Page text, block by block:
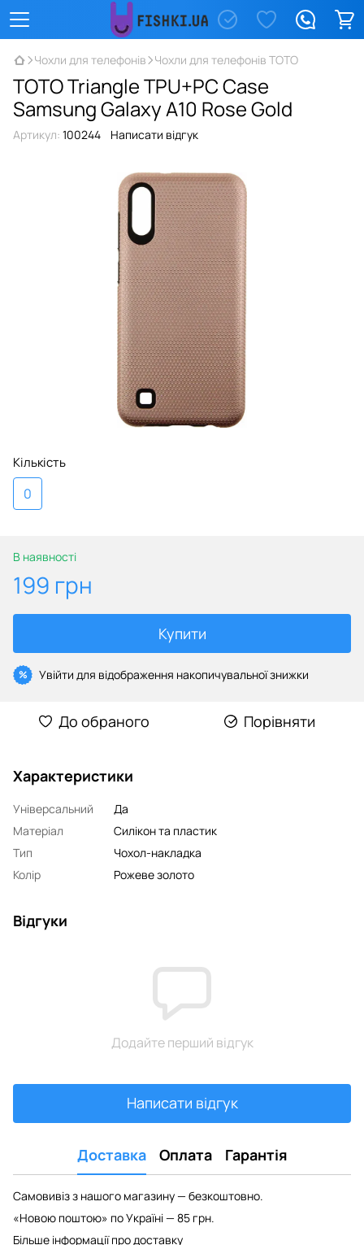
Чохли для телефонів Чохли для телефонів TOTO
TOTO Triangle TPU+PC Case
Samsung Galaxy A10 Rose Gold
Артикул: 100244 Написати відгук
Кількість
0
В наявності
199 грн
Купити
% Увійти для відображення накопичувальної знижки
До обраного Порівняти
Характеристики
Універсальний
Да
Матеріал
Силікон та пластик
Тип
Чохол-накладка
Колір
Рожеве золото
Відгуки
Додайте перший відгук
Написати відгук
Доставка Оплата Гарантія
Самовивіз з нашого магазину — безкоштовно.
«Новою поштою» по Україні — 85 грн.
Більше інформації про доставку